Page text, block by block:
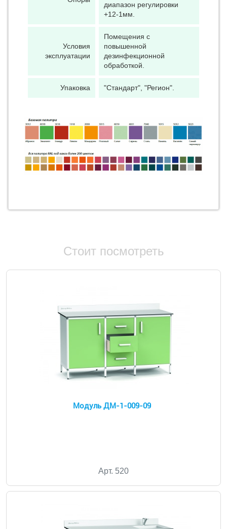
диапазон регулировки
+12-1мм.
Условия
эксплуатации
Помещения с
повышенной
дезинфекционной
обработкой.
Упаковка "Стандарт", "Регион".
Стоит посмотреть
Модуль ДМ-1-009-09
Арт. 520